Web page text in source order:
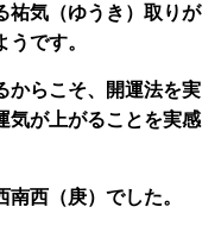
祐気（ゆうき）取りが
です。
からこそ、開運法を実
気が上がることを実感
西（庚）でした。